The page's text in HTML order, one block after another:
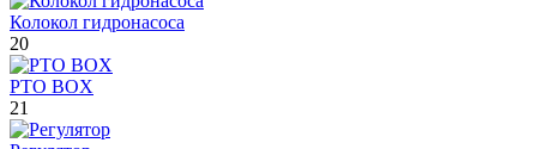
Колокол гидронасоса
20
PTO BOX
21